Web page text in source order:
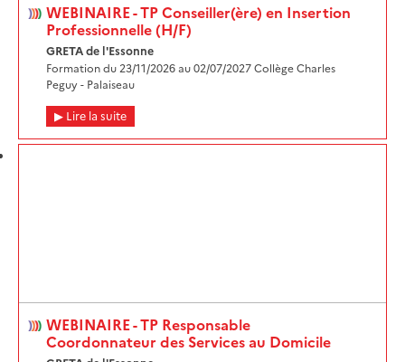
WEBINAIRE - TP Conseiller(ère) en Insertion
Professionnelle (H/F)
GRETA de l'Essonne
Formation du 23/11/2026 au 02/07/2027 Collège Charles
Peguy - Palaiseau
Lire la suite
WEBINAIRE - TP Responsable
Coordonnateur des Services au Domicile